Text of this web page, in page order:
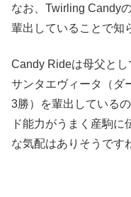
なお、Twirling Candy
輩出していることで知
Candy Rideは母父とし
サンタエヴィータ（ダ
3勝）を輩出している
ド能力がうまく産駒に
な気配はありそうです